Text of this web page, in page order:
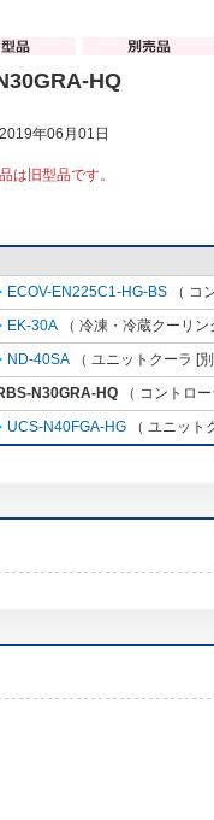
HQ
年06月01日
は旧型品です。
ECOV-EN225C1-HG-BS （ コ
EK-30A （ 冷凍・冷蔵クーリ
ND-40SA （ ユニットクーラ [
N30GRA-HQ （ コントロ
UCS-N40FGA-HG （ ユニット